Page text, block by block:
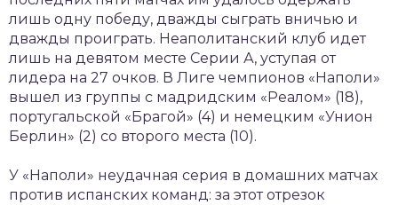
лишь одну победу, дважды сыграть вничью и
дважды проиграть. Неаполитанский клуб идет
лишь на девятом месте Серии А, уступая от
лидера на 27 очков. В Лиге чемпионов «Наполи»
вышел из группы с мадридским «Реалом» (18),
португальской «Брагой» (4) и немецким «Унион
Берлин» (2) со второго места (10).
У «Наполи» неудачная серия в домашних матчах
против испанских команд: за этот отрезок